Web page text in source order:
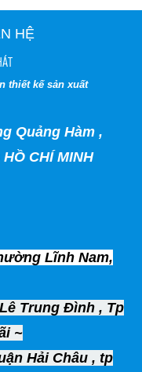
HỆ
thiết kế sản xuất
Quảng Hàm ,
CHÍ MINH
Lĩnh Nam,
Trung Đình , Tp
~
Hải Châu , tp